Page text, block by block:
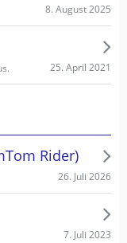
8. August 2025
25. April 2021
Rider)
26. Juli 2026
7. Juli 2023